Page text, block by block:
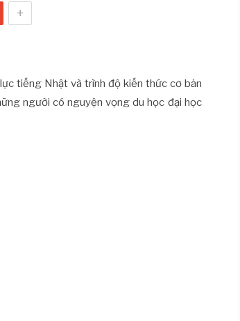
+
tiếng Nhật và trình độ kiến thức cơ bản
người có nguyện vọng du học đại học